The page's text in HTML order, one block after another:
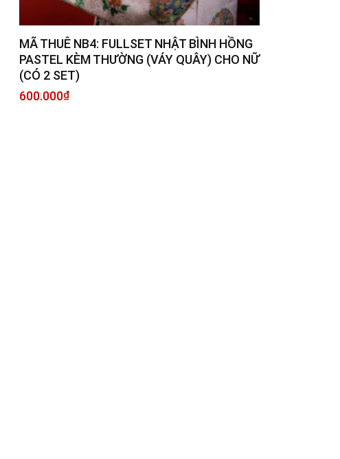
MÃ THUÊ NB4: FULLSET NHẬT BÌNH HỒNG
PASTEL KÈM THƯỜNG (VÁY QUÂY) CHO NỮ
(CÓ 2 SET)
600.000₫